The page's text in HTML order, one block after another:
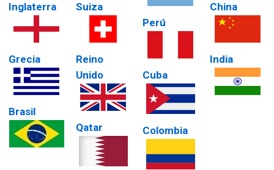
Inglaterra
Grecia
Brasil
Suiza
Reino
Unido
Qatar
Perú
Cuba
Colombia
China
India